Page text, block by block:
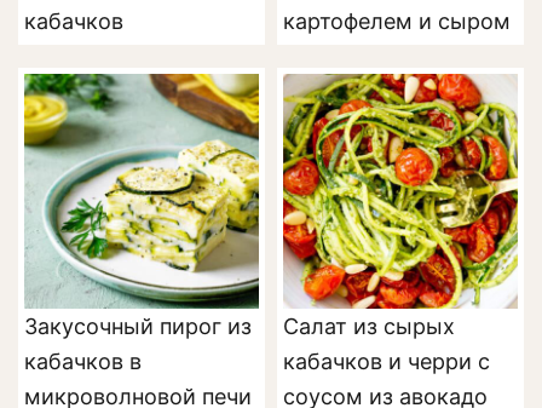
кабачков
картофелем и сыром
Закусочный пирог из
кабачков в
микроволновой печи
Салат из сырых
кабачков и черри с
соусом из авокадо